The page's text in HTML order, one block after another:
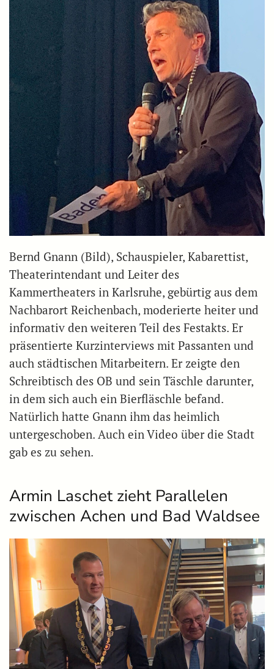
Bernd Gnann (Bild), Schauspieler, Kabarettist,
Theaterintendant und Leiter des
Kammertheaters in Karlsruhe, gebürtig aus dem
Nachbarort Reichenbach, moderierte heiter und
informativ den weiteren Teil des Festakts. Er
präsentierte Kurzinterviews mit Passanten und
auch städtischen Mitarbeitern. Er zeigte den
Schreibtisch des OB und sein Täschle darunter,
in dem sich auch ein Bierfläschle befand.
Natürlich hatte Gnann ihm das heimlich
untergeschoben. Auch ein Video über die Stadt
gab es zu sehen.
Armin Laschet zieht Parallelen
zwischen Achen und Bad Waldsee